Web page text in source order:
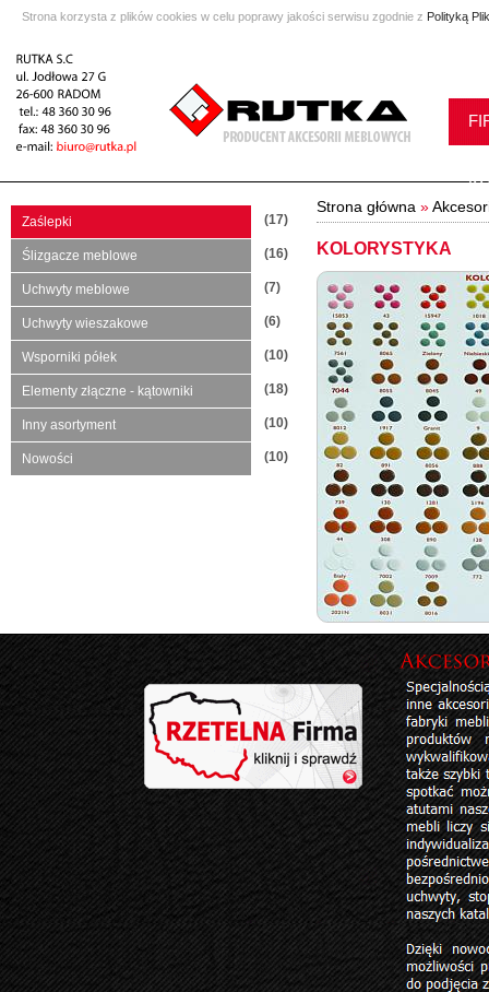
Strona korzysta z plików cookies w celu poprawy jakości serwisu zgodnie z Polityką
Zaślepki (17)
Ślizgacze meblowe (16)
Uchwyty meblowe (7)
Uchwyty wieszakowe (6)
Wsporniki półek (10)
Elementy złączne - kątowniki (18)
Inny asortyment (10)
Nowości (10)
Strona główna »
KOLORYSTYKA